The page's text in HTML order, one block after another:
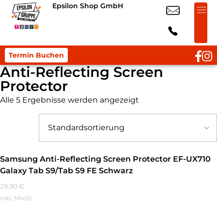
Epsilon Shop GmbH
Termin Buchen
Anti-Reflecting Screen
Protector
Alle 5 Ergebnisse werden angezeigt
Samsung Anti-Reflecting Screen Protector EF-UX710
Galaxy Tab S9/Tab S9 FE Schwarz
29,90 €
inkl. MwSt.